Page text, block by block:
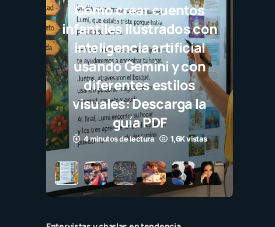
Cómo crear cuentos
infantiles ilustrados con
inteligencia artificial
usando Gemini y con
diferentes estilos
visuales: Descarga la
guía PDF
4 minutos de lectura 1,6K vistas